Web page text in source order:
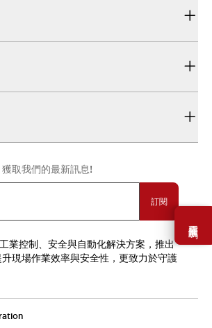
需要幫助嗎？
取我們的最新訊息!
訂閱
業控制、安全與自動化解決方案，推出
現場作業效率與安全性，更致力於守護